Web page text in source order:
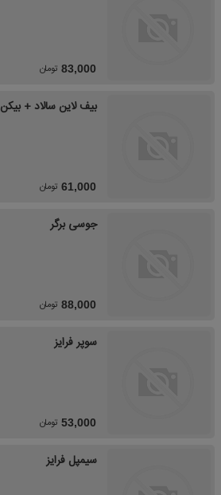
83,000 تومان
بیف لاین سالاد + بیکن
61,000 تومان
جوسی برگر
88,000 تومان
سوپر فرایز
53,000 تومان
سیمپل فرایز